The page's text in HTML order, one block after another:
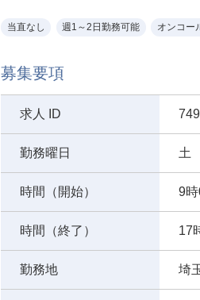
当直なし 週1～2日勤務可能 オンコー
募集要項
求人 ID
勤務曜日 土
時間（開始） 9
時間（終了） 17
勤務地 埼